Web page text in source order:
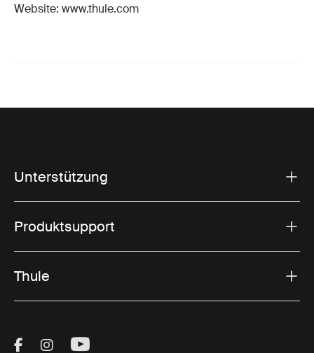
Website: www.thule.com
Unterstützung
Produktsupport
Thule
Visit Thule on Facebook (external link)
Visit Thule on Instagram (external link)
Visit Thule on Youtube (external